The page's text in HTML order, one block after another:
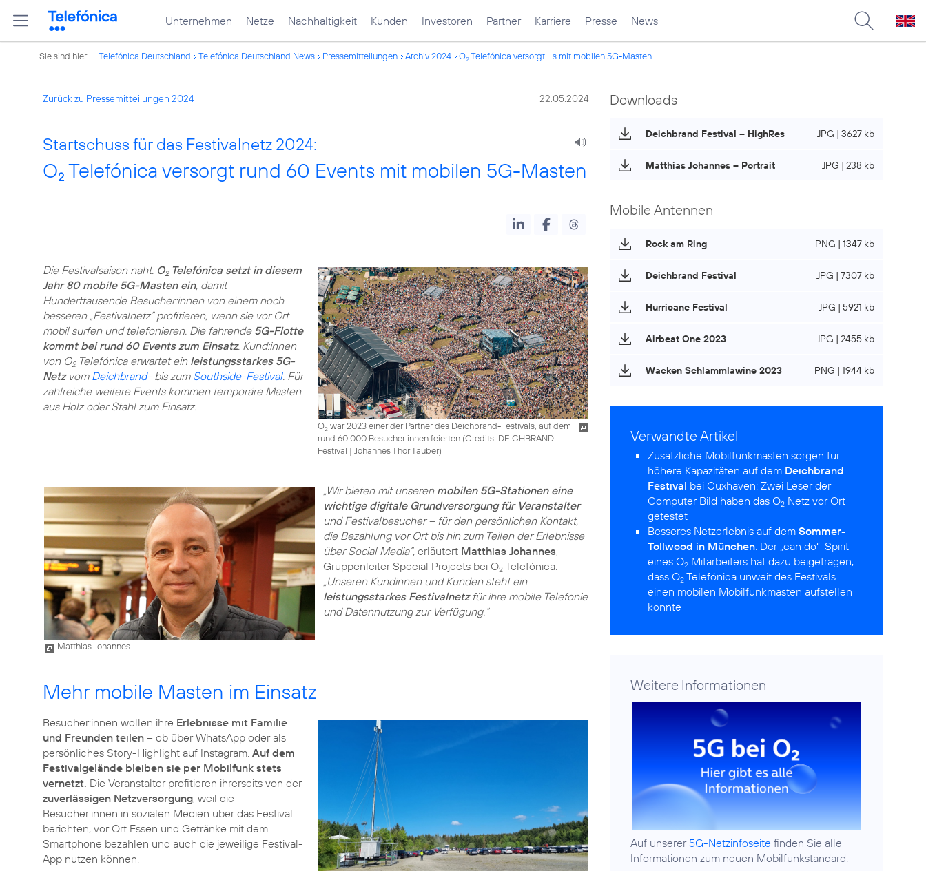
Unternehmen Netze Nachhaltigkeit Kunden Investoren Partner Karriere Presse News
Sie sind hier: Telefónica Deutschland Telefónica Deutschland News Pressemitteilungen Archiv 2024 O2Telefónica versorgt ...s mit mobilen 5G-Masten
Zurück zu Pressemitteilungen 2024 22.05.2024
Startschuss für das Festivalnetz 2024:
O2 Telefónica versorgt rund 60 Events mit mobilen 5G-Masten
O2war 2023 einer der Partner des Deichbrand-Festivals, auf dem
rund 60.000 Besucher:innen feierten (Credits: DEICHBRAND
Festival | Johannes Thor Täuber)
Die Festivalsaison naht: O2Telefónica setzt in diesem
Jahr 80 mobile 5G-Masten ein, damit
Hunderttausende Besucher:innen von einem noch
besseren „Festivalnetz“ profitieren, wenn sie vor Ort
mobil surfen und telefonieren. Die fahrende 5G-Flotte
kommt bei rund 60 Events zum Einsatz. Kund:innen
von O2Telefónica erwartet ein leistungsstarkes 5G-
Netzvom Deichbrand- bis zum Southside-Festival. Für
zahlreiche weitere Events kommen temporäre Masten
aus Holz oder Stahl zum Einsatz.
Matthias Johannes
„Wir bieten mit unseren mobilen 5G-Stationen eine
wichtige digitale Grundversorgung für Veranstalter
und Festivalbesucher – für den persönlichen Kontakt,
die Bezahlung vor Ort bis hin zum Teilen der Erlebnisse
über Social Media“, erläutert Matthias Johannes,
Gruppenleiter Special Projects bei O2Telefónica.
„Unseren Kundinnen und Kunden steht ein
leistungsstarkes Festivalnetzfür ihre mobile Telefonie
und Datennutzung zur Verfügung.“
Mehr mobile Masten im Einsatz
Besucher:innen wollen ihre Erlebnisse mit Familie
und Freunden teilen – ob über WhatsApp oder als
persönliches Story-Highlight auf Instagram. Auf dem
Festivalgelände bleiben sie per Mobilfunk stets
vernetzt. Die Veranstalter profitieren ihrerseits von der
zuverlässigen Netzversorgung, weil die
Besucher:innen in sozialen Medien über das Festival
berichten, vor Ort Essen und Getränke mit dem
Smartphone bezahlen und auch die jeweilige Festival-
App nutzen können.
Downloads
Deichbrand Festival – HighRes JPG | 3627 kb
Matthias Johannes – Portrait JPG | 238 kb
Mobile Antennen
Rock am Ring PNG | 1347 kb
Deichbrand Festival JPG | 7307 kb
Hurricane Festival JPG | 5921 kb
Airbeat One 2023 JPG | 2455 kb
Wacken Schlammlawine 2023 PNG | 1944 kb
Verwandte Artikel
Zusätzliche Mobilfunkmasten sorgen für
höhere Kapazitäten auf dem Deichbrand
Festival bei Cuxhaven:Zwei Leser der
Computer Bild haben das O2 Netz vor Ort
getestet
Besseres Netzerlebnis auf demSommer-
Tollwood in München: Der „can do“-Spirit
eines O2 Mitarbeiters hat dazu beigetragen,
dass O2 Telefónica unweit des Festivals
einen mobilen Mobilfunkmasten aufstellen
konnte
Weitere Informationen
Auf unserer 5G-Netzinfoseite finden Sie alle
Informationen zum neuen Mobilfunkstandard.